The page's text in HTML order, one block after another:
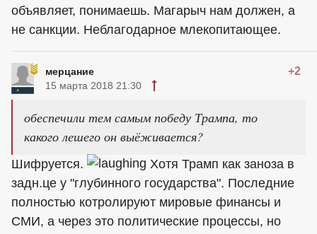
объявляет, понимаешь. Магарыч нам должен, а
не санкции. Неблагодарное млекопитающее.
мерцание +2
15 марта 2018 21:30
обеспечили тем самым победу Трампа, то
какого лешего он выёживается?
Шифруется.
Хотя Трамп как заноза в
задн.це у "глубинного государства". Последние
полностью котролируют мировые финансы и
СМИ, а через это политические процессы, но